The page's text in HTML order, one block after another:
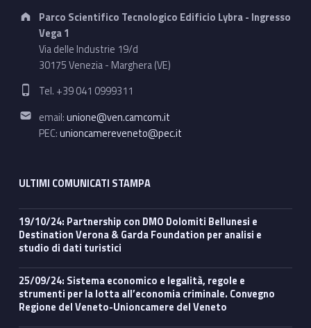
Address:
Parco Scientifico Tecnologico Edificio Lybra - Ingresso
Vega 1
Via delle Industrie 19/d
30175 Venezia - Marghera (VE)
Phone number:
Tel. +39 041 0999311
Email address:
email:unione@ven.camcom.it
PEC:unioncamereveneto@pec.it
ULTIMI COMUNICATI STAMPA
19/10/24: Partnership con DMO Dolomiti Bellunesi e
Destination Verona & Garda Foundation per analisi e
studio di dati turistici
25/09/24: Sistema economico e legalità, regole e
strumenti per la lotta all’economia criminale. Convegno
Regione del Veneto-Unioncamere del Veneto